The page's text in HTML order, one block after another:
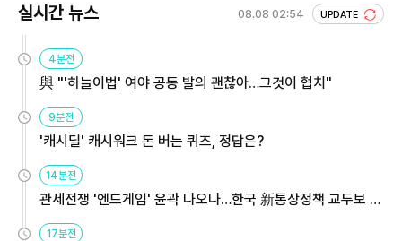
실시간 뉴스 08.08 02:54 UPDATE
4분전
與 "'하늘이법' 여야 공동 발의 괜찮아…그것이 협치"
9분전
'캐시딜' 캐시워크 돈 버는 퀴즈, 정답은?
14분전
관세전쟁 '엔드게임' 윤곽 나오나…한국 新통상정책 교두보 활
17분전